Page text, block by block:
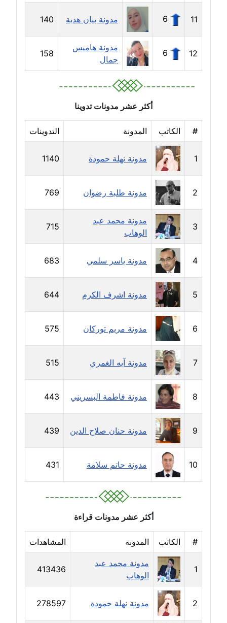
مدونة داليا نور
عاملة
مدونة دعاء البدري
مدونة دعاء الجابي
مدونة دعاء الشاهد
عاملة
مدونة دينا عاصم
عاملة
مدونة دينا منير
عاملة
مدونة راقية الدويك
عاملة
مدونة رانيا ثروت
عاملة
مدونة رجاء دياب
عاملة
مدونة رحاب منيعم
عاملة
مدونة رشا السعدي
عاملة
مدونة رشا شمس الدين
عاملة
مدونة رشا كمال
مدونة رشا ماهر
مدونة رشيد سبابو
عاملة
مدونة رفعت عراقي
عاملة
11
6 مدونة بيان هدية 140
12
6
مدونة هاميس
جمال
158
أكثر عشر مدونات تدوينا
# الكاتب المدونة التدوينات
1 مدونة نهلة حمودة 1140
2 مدونة طلبة رضوان 769
3
مدونة محمد عبد
الوهاب
715
4 مدونة ياسر سلمي 683
5 مدونة اشرف الكرم 644
6 مدونة مريم توركان 575
7 مدونة آيه الغمري 515
8 مدونة فاطمة البسريني 443
9 مدونة حنان صلاح الدين 439
10 مدونة حاتم سلامة 431
أكثر عشر مدونات قراءة
# الكاتب المدونة المشاهدات
1
مدونة محمد عبد
الوهاب
413436
2 مدونة نهلة حمودة 278597